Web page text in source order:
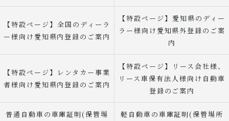
【特設ページ】全国のディーラ
ー様向け愛知県内登録のご案内
【特設ページ】愛知県のディー
ラー様向け愛知県外登録のご案
内
【特設ページ】レンタカー事業
者様向け愛知県内登録のご案内
【特設ページ】リース会社様、
リース車保有法人様向け自動車
登録のご案内
普通自動車の車庫証明(保管場
軽自動車の車庫証明(保管場所